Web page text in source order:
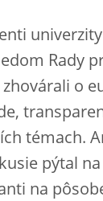
univerzity
Rady
o
témach.
pýtal na
na